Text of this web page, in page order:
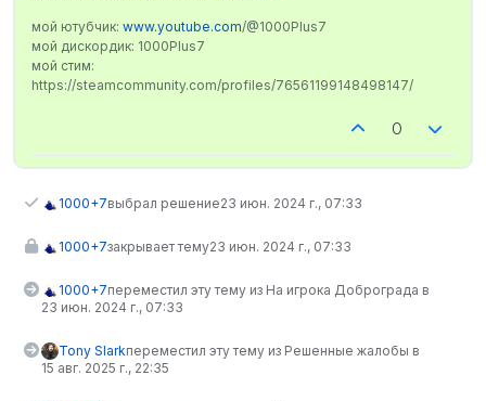
мой ютубчик: www.youtube.com/@1000Plus7
мой дискордик: 1000Plus7
мой стим:
https://steamcommunity.com/profiles/76561199148498147/
0
1000+7выбрал решение23 июн. 2024 г., 07:33
1000+7закрывает тему23 июн. 2024 г., 07:33
1000+7переместил эту тему из На игрока Доброграда в
23 июн. 2024 г., 07:33
Tony Slarkпереместил эту тему из Решенные жалобы в
15 авг. 2025 г., 22:35